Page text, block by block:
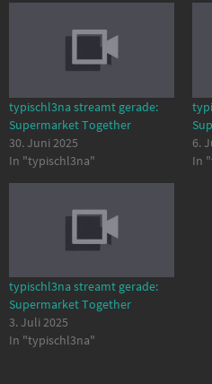
typischl3na streamt gerade:
Supermarket Together
30. Juni 2025
In "typischl3na"
6.
In
typischl3na streamt gerade:
Supermarket Together
3. Juli 2025
In "typischl3na"